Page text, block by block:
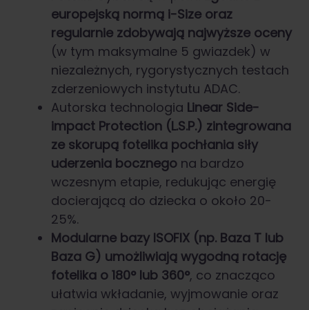
europejską normą i-Size oraz
regularnie zdobywają najwyższe oceny
(w tym maksymalne 5 gwiazdek) w
niezależnych, rygorystycznych testach
zderzeniowych instytutu ADAC.
Autorska technologia Linear Side-
impact Protection (L.S.P.) zintegrowana
ze skorupą fotelika pochłania siły
uderzenia bocznego na bardzo
wczesnym etapie, redukując energię
docierającą do dziecka o około 20-
25%.
Modularne bazy ISOFIX (np. Baza T lub
Baza G) umożliwiają wygodną rotację
fotelika o 180° lub 360°, co znacząco
ułatwia wkładanie, wyjmowanie oraz